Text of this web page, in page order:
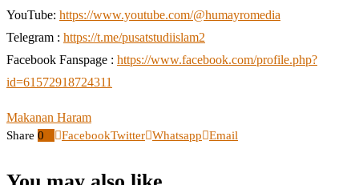
YouTube: https://www.youtube.com/@humayromedia
Telegram : https://t.me/pusatstudiislam2
Facebook Fanspage : https://www.facebook.com/profile.php?
id=61572918724311
Makanan Haram
Share 0 FacebookTwitter Whatsapp Email